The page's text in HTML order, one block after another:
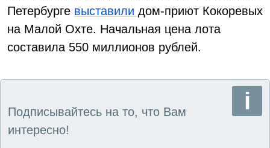
Петербурге выставили дом-приют Кокоревых
на Малой Охте. Начальная цена лота
составила 550 миллионов рублей.
Подписывайтесь на то, что Вам
интересно!